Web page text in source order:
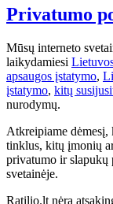
Privatumo
Mūsų interneto
laikydamiesi
apsaugos įstatymo,
įstatymo, kitų
nurodymų.
Atkreipiame
tinklus, kitų įmonių
privatumo ir slapukų
svetainėje.
Ratilio.lt nėra